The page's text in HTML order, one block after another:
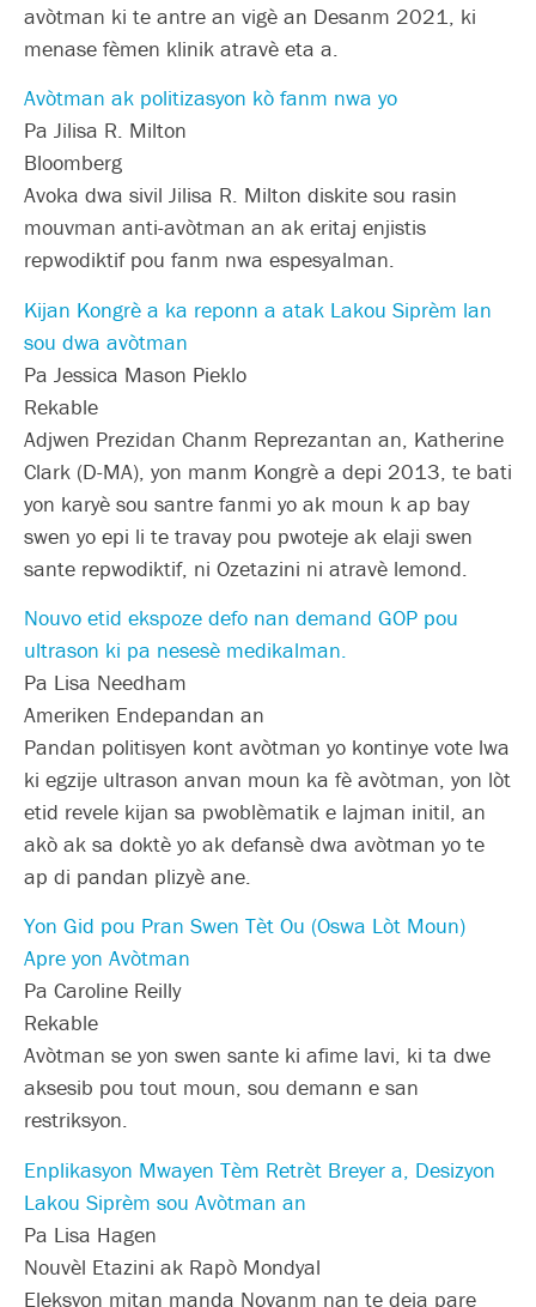
avòtman ki te antre an vigè an Desanm 2021, ki
menase fèmen klinik atravè eta a.
Avòtman ak politizasyon kò fanm nwa yo
Pa Jilisa R. Milton
Bloomberg
Avoka dwa sivil Jilisa R. Milton diskite sou rasin
mouvman anti-avòtman an ak eritaj enjistis
repwodiktif pou fanm nwa espesyalman.
Kijan Kongrè a ka reponn a atak Lakou Siprèm lan
sou dwa avòtman
Pa Jessica Mason Pieklo
Rekable
Adjwen Prezidan Chanm Reprezantan an, Katherine
Clark (D-MA), yon manm Kongrè a depi 2013, te bati
yon karyè sou santre fanmi yo ak moun k ap bay
swen yo epi li te travay pou pwoteje ak elaji swen
sante repwodiktif, ni Ozetazini ni atravè lemond.
Nouvo etid ekspoze defo nan demand GOP pou
ultrason ki pa nesesè medikalman.
Pa Lisa Needham
Ameriken Endepandan an
Pandan politisyen kont avòtman yo kontinye vote lwa
ki egzije ultrason anvan moun ka fè avòtman, yon lòt
etid revele kijan sa pwoblèmatik e lajman initil, an
akò ak sa doktè yo ak defansè dwa avòtman yo te
ap di pandan plizyè ane.
Yon Gid pou Pran Swen Tèt Ou (Oswa Lòt Moun)
Apre yon Avòtman
Pa Caroline Reilly
Rekable
Avòtman se yon swen sante ki afime lavi, ki ta dwe
aksesib pou tout moun, sou demann e san
restriksyon.
Enplikasyon Mwayen Tèm Retrèt Breyer a, Desizyon
Lakou Siprèm sou Avòtman an
Pa Lisa Hagen
Nouvèl Etazini ak Rapò Mondyal
Eleksyon mitan manda Novanm nan te deja pare